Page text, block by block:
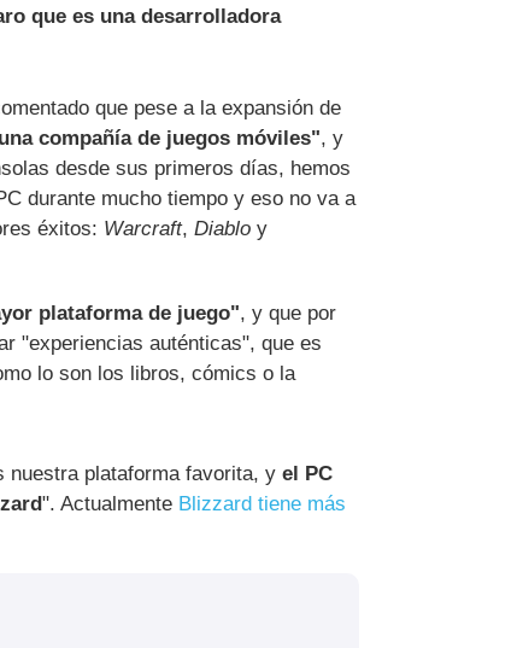
que es una desarrolladora
que pese a la expansión de
compañía de juegos móviles", y
desde sus primeros días, hemos
durante mucho tiempo y eso no va a
éxitos: Warcraft, Diablo y
plataforma de juego", y que por
"experiencias auténticas", que es
lo son los libros, cómics o la
nuestra plataforma favorita, y el PC
". Actualmente Blizzard tiene más